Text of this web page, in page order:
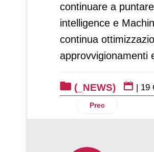
continuare a
intelligence e
continua
approvvigionamenti
(_NEWS) | 19
Articolo
Prec